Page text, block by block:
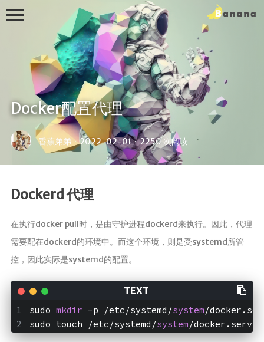
Docker配置代理
香蕉弟弟 · 2022-02-01 · 2250 次阅读
Dockerd 代理
在执行docker pull时，是由守护进程dockerd来执行。因此，代理
需要配在dockerd的环境中。而这个环境，则是受systemd所管
控，因此实际是systemd的配置。
sudo mkdir -p /etc/systemd/system/
sudo touch /etc/systemd/system/
首页
Android
MAC
Other